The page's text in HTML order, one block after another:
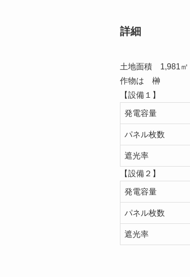
詳細
土地面積 1,981㎡
作物は 榊
【設備１】
発電容量
パネル枚数
遮光率
【設備２】
発電容量
パネル枚数
遮光率